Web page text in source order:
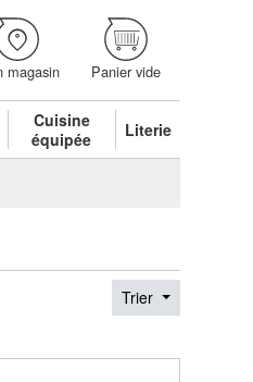
magasin Panier vide
Cuisine
équipée
Literie
Trier